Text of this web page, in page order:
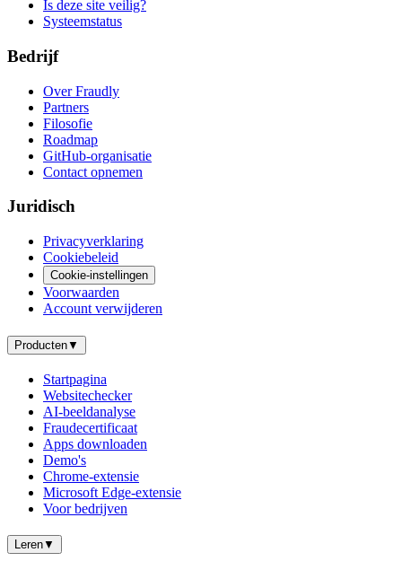
Is deze site veilig?
Systeemstatus
Bedrijf
Over Fraudly
Partners
Filosofie
Roadmap
GitHub-organisatie
Contact opnemen
Juridisch
Privacyverklaring
Cookiebeleid
Cookie-instellingen
Voorwaarden
Account verwijderen
Producten▼
Startpagina
Websitechecker
AI-beeldanalyse
Fraudecertificaat
Apps downloaden
Demo's
Chrome-extensie
Microsoft Edge-extensie
Voor bedrijven
Leren▼